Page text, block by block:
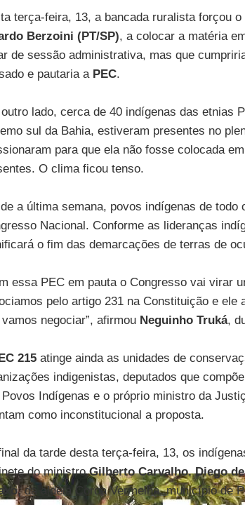
terça-feira, 13, a bancada ruralista forçou
Berzoini (PT/SP), a colocar a matéria
de sessão administrativa, mas que
e pautaria a PEC.
lado, cerca de 40 indígenas das etnias
sul da Bahia, estiveram presentes no
para que ela não fosse colocada
O clima ficou tenso.
a última semana, povos indígenas de
Nacional. Conforme as lideranças
o fim das demarcações de terras de
essa PEC em pauta o Congresso vai virar
pelo artigo 231 na Constituição e ele
vamos negociar”, afirmouNeguinho Truká,
215atinge ainda as unidades de
indigenistas, deputados que
Indígenas e o próprio ministro da
como inconstitucional a proposta.
da tarde desta terça-feira, 13, os
do ministroGilberto Carvalho. Diego
da aldeia Coroa Vermelha, município de